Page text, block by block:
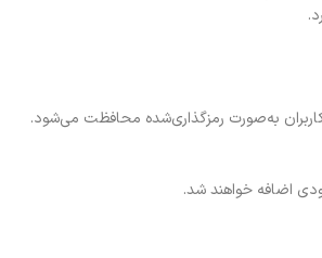
به‌صورت رمزگذاری‌شده محافظت می‌شود.
اضافه خواهند شد.